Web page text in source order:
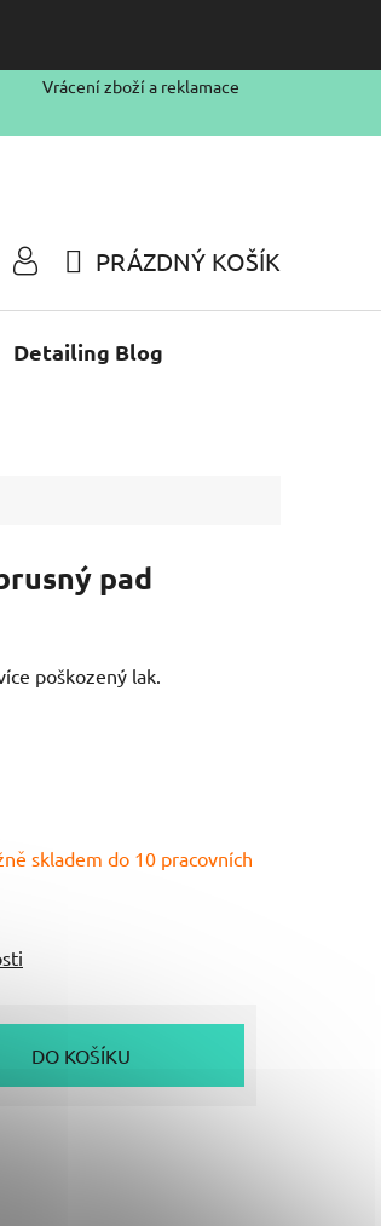
Vrácení zboží a reklamace
KOŠÍK
PRÁZDNÝ KOŠÍK
Detailing Blog
pad
poškozený lak.
skladem do 10 pracovních
DO KOŠÍKU